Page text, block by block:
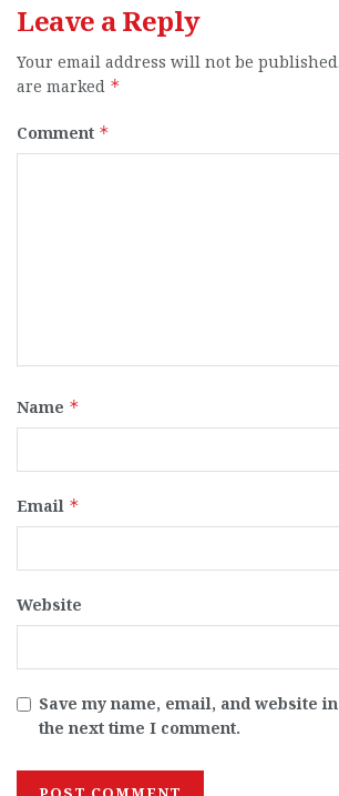
Leave a Reply
Your email address will not be published.
are marked *
Comment *
Name *
Email *
Website
Save my name, email, and website
the next time I comment.